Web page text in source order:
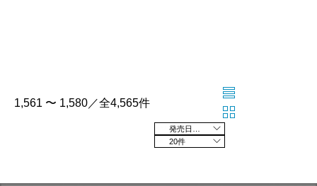
1,561 〜 1,580／全4,565件
20件